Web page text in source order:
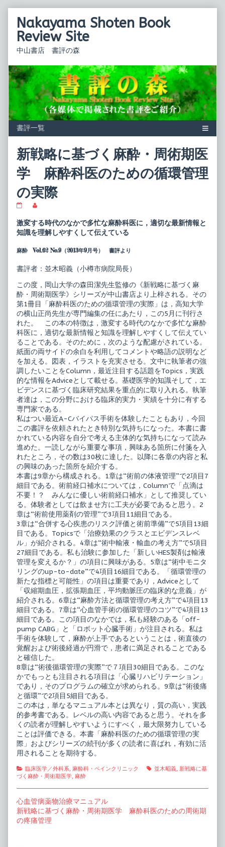
contentNakayama Shoten Book
Review Site
中山書店 書評の森
新戦略に基づく麻酔・周術期医
学 麻酔科医のための循環管理
の実際
略
に
基
く
酔・
周
期
医
学
麻
酔
科
医
の
た
め
の
循
環
管
理
の
実
際
published
on
posts
by
the
of
略
基
づ
く
麻
酔・
術
期
医
学
麻
酔
科
医
の
た
め
の
循
環
管
の
実
際,
激変する時代のなかで多忙な麻酔科医に，適切な最新情報と
知識を理解しやすくして伝えている
麻酔 Vol.62 No.9（2013年9月号） 書評より
書評者：並木昭義（小樽市病院局長）
この度，岡山大学の森田潔先生監修の《新戦略に基づく麻
酔・周術期医学》シリーズが中山書店より上梓される。その
第1冊目「麻酔科医のための循環管理の実際」は，高知大学
の横山正尚先生が専門編集の任にあたり，この5月に刊行さ
れた。 この本の特徴は，激変する時代のなかで多忙な麻酔
科医に，適切な最新情報と知識を理解しやすくして伝えてい
ることである。そのために，次のような配慮がされている。
紙面の両サイドの余白を利用してコメントや略語の説明など
を加える。図表，イラストを充実させる。文中に執筆者の強
調したいことをColumn，最近注目する話題をTopics，実践
的な情報をAdviceとして載せる。基礎医学的知識そして，エ
ビデンスに基づく臨床研究結果を重点的に取り入れる。執筆
者達は，この分野における臨床的実力・実績を十分に有する
専門家である。
私はつい最近A-Cバイパス手術を体験したこともあり，今回
この書評を依頼されたとき特別な気持ちになった。本書に書
かれている内容を自分で考える主体的な気持ちになって読み
進めた。一読しながら重要な事項，興味ある箇所に付箋を入
れたところ，その数は30枚に達した。以降に各章の内容と私
の興味のあった箇所を紹介する。
本書は9章から構成される。1章は“術前の体液管理”で2項目7
細目である。術前経口補水については，Columnで「点滴は
不要！？ みんなに優しい術前経口補水」として推奨してい
る。体験者としては飲ませ方に工夫が必要であると思う。2
章は“術前使用薬剤の管理”で3項目11細目である。
3章は“合併する心疾患のリスク評価と術前準備”で5項目13細
目である。Topicsで「治療効果のクラスとエビデンスレベ
ル」が紹介される。4章は“術中輸液・輸血の考え方”で5項目
27細目である。私も治験に参加した「新しいHES製剤は輸液
管理を変えるか？」の項目に興味がある。5章は“術中モニタ
リングのup-to-date”で4項目16細目である。「循環管理の
新たな指標と可能性」の項目は重要であり，Adviceとして
「収縮期血圧，拡張期血圧，平均動脈圧の臨床的な意義」が
紹介される。6章は“麻酔方法と循環管理の考え方”で4項目13
細目である。7章は“心血管手術の循環管理のコツ”で4項目13
細目である。この項目のなかでは，私も経験のある「off-
pump CABG」と「ロボット心臓手術」が注目される。私は
手術を体験して，麻酔が上手であるということは，術直後の
覚醒および術後経過が円滑で，患者に満足されることである
と確信した。
8章は“術後循環管理の実際”で７項目30細目である。このな
かでもっとも注目される項目は「心臓リハビリテーション」
であり，そのプログラムの確立が求められる。9章は“術後痛
と循環”で2項目5細目である。
この本は，単なるマニュアル本とは異なり，質の高い，実践
的参考書である。レベルの高い内容であると思う。それを多
くの読者が理解しやすいようにすべく，最大限努力している
ことは評価できる。本書「麻酔科医のための循環管理の実
際」およびシリーズの続刊が多くの読者に喜ばれ，有効に活
用されることを期待する。
Categories
臨床医学／外科系, 麻酔科・ペインクリニック Tags
並木昭義, 新戦略に基
づく麻酔・周術期医学, 麻酔
投
稿
Previous
post:
心血管病薬物治療マニュアル
Next
post:
新戦略に基づく麻酔・周術期医学 麻酔科医のための周術期
の疼痛管理